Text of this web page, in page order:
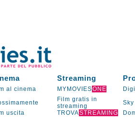
Streaming
al cinema MYMOVIESONE
Film gratis in
streaming
Sky
uscita TROVASTREAMING